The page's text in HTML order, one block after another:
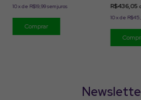
10xde R$19,99sem juros R$436,05
10xde